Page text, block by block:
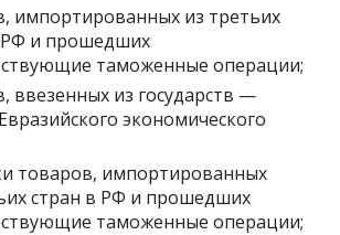
импортированных из третьих
РФ и прошедших
таможенные операции;
ввезенных из государств —
экономического
товаров, импортированных
стран в РФ и прошедших
таможенные операции;